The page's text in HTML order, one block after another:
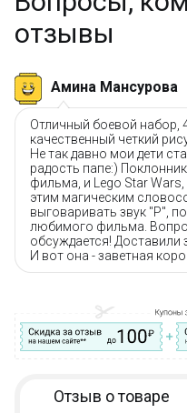
Бесплатная доставка
Оплата при получении
Дополнительная
Новые акции и
Качественные
низким ценам!
Остались вопросы?
Вопрос–ответ
отзывы
Амина Мансурова
Отличный боевой набор,
качественный четкий
Не так давно мои дети
радость папе:)
фильма, и Lego Star
этим магическим
выговаривать звук "Р",
любимого фильма.
обсуждается! Доставили
И вот она - заветная
Отзыв о товаре